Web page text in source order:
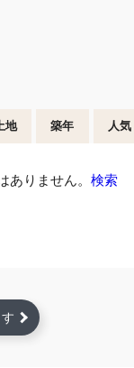
地 築年 人気
りません。 検索